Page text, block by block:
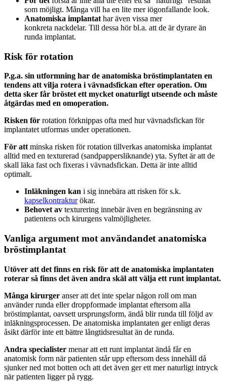
som möjligt. Många vill ha en lite mer iögonfallande look.
Anatomiska implantat har även vissa mer
konkreta nackdelar. Till dessa hör bl.a. att de är dyrare än
runda implantat.
Risk för rotation
P.g.a. sin utformning har de anatomiska bröstimplantaten en
tendens att vilja rotera i vävnadsfickan efter operation. Om
detta sker får bröstet ett mycket onaturligt utseende och måste
åtgärdas med en omoperation.
Risken för rotation förknippas ofta med hur vävnadsfickan för
implantatet utformas under operationen.
För att minska risken för rotation tillverkas anatomiska implantat
alltid med en texturerad (sandpappersliknande) yta. Syftet är att de
skall läka fast och fixeras i vävnadsfickan. Detta är inte alltid
optimalt.
Inläkningen kan i sig innebära att risken för s.k.
kapselkontrakturökar.
Behovet av texturering innebär även en begränsning av
patientens och kirurgens valmöjligheter.
Vanliga argument mot användandet anatomiska
bröstimplantat
Utöver att det finns en risk för att de anatomiska implantaten
roterar så finns det även andra skäl att välja ett runt implantat.
Många kirurger anser att det inte spelar någon roll om man
använder runda eller droppformade implantat eftersom alla
bröstimplantat, oavsett ursprungsform, ändå blir runda till följd av
inläkningsprocessen. De anatomiska implantaten ger enligt deras
åsikt därför inte ett bättre långtidsresultat än de runda.
Andra specialister menar att ett runt implantat ändå får en
anatomisk form när patienten står upp eftersom dess innehåll då
sjunker ned mot botten och att det även ger ett mer naturligt intryck
när patienten ligger på rygg.